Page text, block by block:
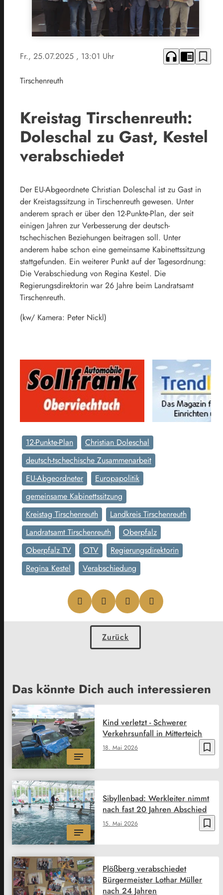
Fr., 25.07.2025 , 13:01 Uhr headphones chrome_reader_mode bookmark_border
Tirschenreuth
Kreistag Tirschenreuth:
Doleschal zu Gast, Kestel
verabschiedet
Der EU-Abgeordnete Christian Doleschal ist zu Gast in
der Kreistagssitzung in Tirschenreuth gewesen. Unter
anderem sprach er über den 12-Punkte-Plan, der seit
einigen Jahren zur Verbesserung der deutsch-
tschechischen Beziehungen beitragen soll. Unter
anderem habe schon eine gemeinsame Kabinettssitzung
stattgefunden. Ein weiterer Punkt auf der Tagesordnung:
Die Verabschiedung von Regina Kestel. Die
Regierungsdirektorin war 26 Jahre beim Landratsamt
Tirschenreuth.
(kw/ Kamera: Peter Nickl)
12-Punkte-Plan
Christian Doleschal
deutsch-tschechische Zusammenarbeit
EU-Abgeordneter
Europapolitik
gemeinsame Kabinettssitzung
Kreistag Tirschenreuth
Landkreis Tirschenreuth
Landratsamt Tirschenreuth
Oberpfalz
Oberpfalz TV
OTV
Regierungsdirektorin
Regina Kestel
Verabschiedung
Zurück
Das könnte Dich auch interessieren
bookmark_border
18. Mai 2026
Kind verletzt - Schwerer
Verkehrsunfall in Mitterteich
bookmark_border
15. Mai 2026
Sibyllenbad: Werkleiter nimmt
nach fast 20 Jahren Abschied
Plößberg verabschiedet
Bürgermeister Lothar Müller
nach 24 Jahren